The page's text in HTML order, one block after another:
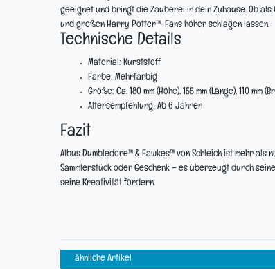
geeignet und bringt die Zauberei in dein Zuhause. Ob
und großen Harry Potter™-Fans höher schlagen lassen.
Technische Details
Material: Kunststoff
Farbe: Mehrfarbig
Größe: Ca. 180 mm (Höhe), 155 mm (Länge), 110 mm
Altersempfehlung: Ab 6 Jahren
Fazit
Albus Dumbledore™ & Fawkes™ von Schleich ist mehr
Sammlerstück oder Geschenk – es überzeugt durch
seine Kreativität fördern.
ähnliche Artikel